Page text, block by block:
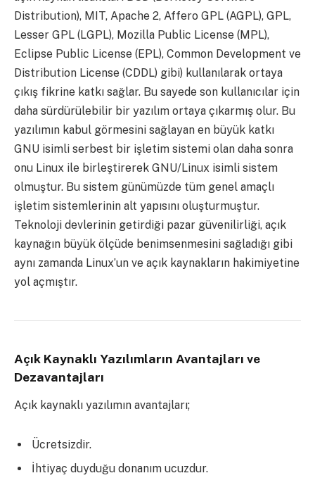
Distribution), MIT, Apache 2, Affero GPL (AGPL), GPL,
Lesser GPL (LGPL), Mozilla Public License (MPL),
Eclipse Public License (EPL), Common Development ve
Distribution License (CDDL) gibi) kullanılarak ortaya
çıkış fikrine katkı sağlar. Bu sayede son kullanıcılar için
daha sürdürülebilir bir yazılım ortaya çıkarmış olur. Bu
yazılımın kabul görmesini sağlayan en büyük katkı
GNU isimli serbest bir işletim sistemi olan daha sonra
onu Linux ile birleştirerek GNU/Linux isimli sistem
olmuştur. Bu sistem günümüzde tüm genel amaçlı
işletim sistemlerinin alt yapısını oluşturmuştur.
Teknoloji devlerinin getirdiği pazar güvenilirliği, açık
kaynağın büyük ölçüde benimsenmesini sağladığı gibi
aynı zamanda Linux’un ve açık kaynakların hakimiyetine
yol açmıştır.
Açık Kaynaklı Yazılımların Avantajları ve
Dezavantajları
Açık kaynaklı yazılımın avantajları;
Ücretsizdir.
İhtiyaç duyduğu donanım ucuzdur.